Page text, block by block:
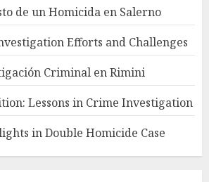
de un Homicida en Salerno
Efforts and Challenges
Criminal en Rimini
Lessons in Crime Investigation
in Double Homicide Case